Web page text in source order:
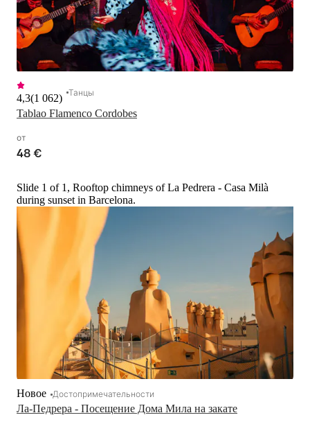
Tablao Flamenco Cordobes
4,3(1 062) Танцы
от
48 €
Slide 1 of 1, Rooftop chimneys of La Pedrera - Casa Milà
during sunset in Barcelona.
Ла-Педрера - Посещение Дома Мила на закате
Новое Достопримечательности